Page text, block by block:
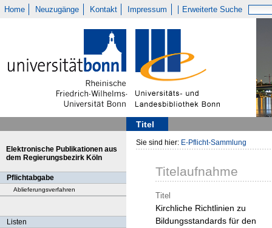
Home Neuzugänge Kontakt Impressum Erweiterte Suche
Titel
Elektronische Publikationen aus
dem Regierungsbezirk Köln
Pflichtabgabe
Ablieferungsverfahren
Listen
Sie sind hier: E-Pflicht-Sammlung
Titelaufnahme
Titel
Kirchliche Richtlinien zu
Bildungsstandards für den